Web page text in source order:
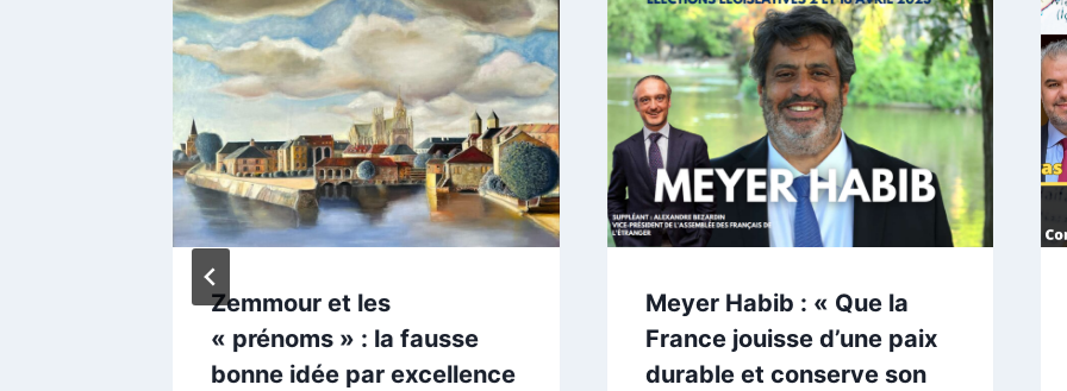
Zemmour et les
« prénoms » : la fausse
bonne idée par excellence
Meyer Habib : « Que la
France jouisse d’une paix
durable et conserve son